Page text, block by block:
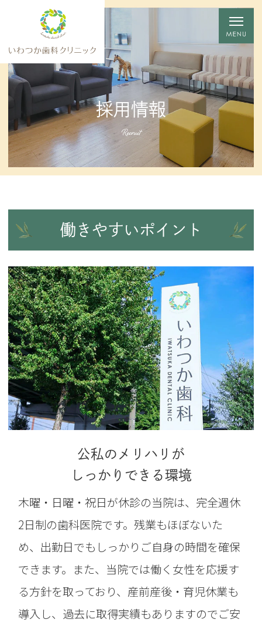
採用情報
Recruit
働きやすいポイント
公私のメリハリが
しっかりできる環境
木曜・日曜・祝日が休診の当院は、完全週休
2日制の歯科医院です。残業もほぼないた
め、出勤日でもしっかりご自身の時間を確保
できます。また、当院では働く女性を応援す
る方針を取っており、産前産後・育児休業も
導入し、過去に取得実績もありますのでご安